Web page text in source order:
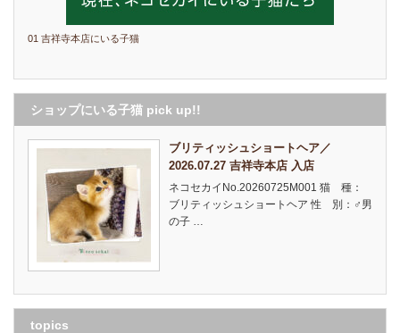
01 吉祥寺本店にいる子猫
ショップにいる子猫 pick up!!
ブリティッシュショートヘア／
2026.07.27 吉祥寺本店 入店
ネコセカイNo.20260725M001 猫 種：
ブリティッシュショートヘア 性 別：♂男
の子 …
topics